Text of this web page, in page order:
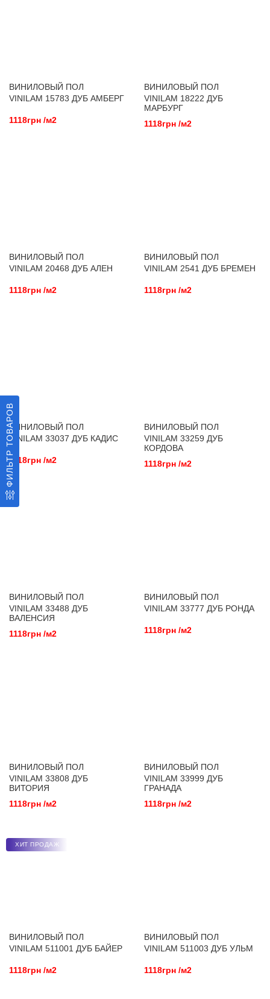
ФИЛЬТР ТОВАРОВ
ВИНИЛОВЫЙ ПОЛ
VINILAM 15783 ДУБ АМБЕРГ
1118грн /м2
ВИНИЛОВЫЙ ПОЛ
VINILAM 18222 ДУБ
МАРБУРГ
1118грн /м2
ВИНИЛОВЫЙ ПОЛ
VINILAM 20468 ДУБ АЛЕН
1118грн /м2
ВИНИЛОВЫЙ ПОЛ
VINILAM 2541 ДУБ БРЕМЕН
1118грн /м2
ВИНИЛОВЫЙ ПОЛ
VINILAM 33037 ДУБ КАДИС
1118грн /м2
ВИНИЛОВЫЙ ПОЛ
VINILAM 33259 ДУБ
КОРДОВА
1118грн /м2
ВИНИЛОВЫЙ ПОЛ
VINILAM 33488 ДУБ
ВАЛЕНСИЯ
1118грн /м2
ВИНИЛОВЫЙ ПОЛ
VINILAM 33777 ДУБ РОНДА
1118грн /м2
ВИНИЛОВЫЙ ПОЛ
VINILAM 33808 ДУБ
ВИТОРИЯ
1118грн /м2
ВИНИЛОВЫЙ ПОЛ
VINILAM 33999 ДУБ
ГРАНАДА
1118грн /м2
ХИТ ПРОДАЖ
ВИНИЛОВЫЙ ПОЛ
VINILAM 511001 ДУБ БАЙЕР
1118грн /м2
ВИНИЛОВЫЙ ПОЛ
VINILAM 511003 ДУБ УЛЬМ
1118грн /м2